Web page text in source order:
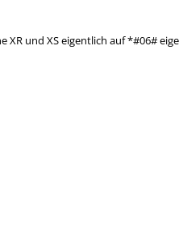
XR und XS eigentlich auf *#06#